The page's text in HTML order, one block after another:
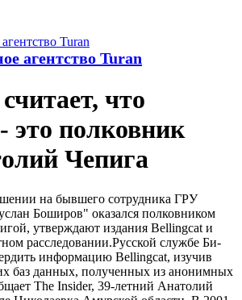
агентство Turan
что
это полковник
Чепига
на бывшего сотрудника ГРУ
Боширов" оказался полковником
утверждают издания Bellingcat и
расследовании.Русской службе Би-
информацию Bellingcat, изучив
баз данных, полученных из анонимных
The Insider, 39-летний Анатолий